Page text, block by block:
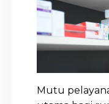
Mutu